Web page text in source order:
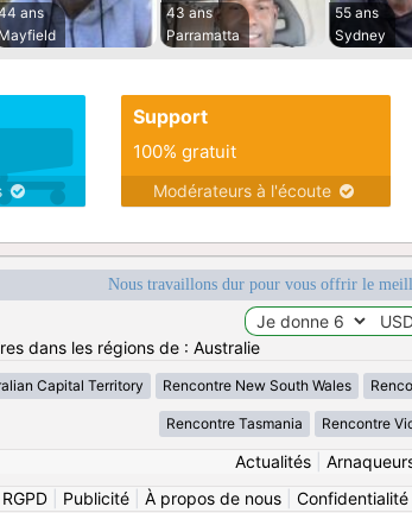
ans
Mayfield
43 ans
Parramatta
55 ans
Sydney
Support
100% gratuit
Modérateurs à l'écoute
Nous travaillons dur pour vous offrir le
dans les régions de : Australie
Capital Territory Rencontre New South Wales
Rencontre Tasmania Rencontre
Actualités|
| Publicité| À propos de nous| Confidentialité|